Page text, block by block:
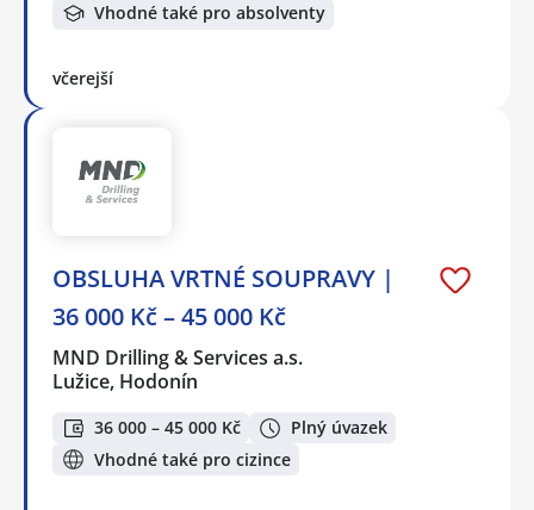
Vhodné také pro absolventy
včerejší
OBSLUHA VRTNÉ SOUPRAVY |
36 000 Kč – 45 000 Kč
MND Drilling & Services a.s.
Lužice, Hodonín
36 000 – 45 000 Kč
Plný úvazek
Vhodné také pro cizince